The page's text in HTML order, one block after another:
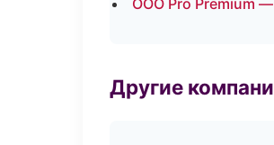
ООО Pro Premium —
Другие